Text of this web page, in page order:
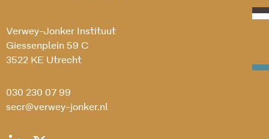
Verwey-Jonker Instituut
Giessenplein 59 C
3522 KE Utrecht
030 230 07 99
secr@verwey-jonker.nl